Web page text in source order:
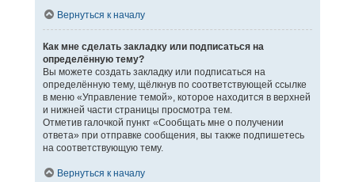
Вернуться к началу
Как мне сделать закладку или подписаться на
определённую тему?
Вы можете создать закладку или подписаться на
определённую тему, щёлкнув по соответствующей ссылке
в меню «Управление темой», которое находится в верхней
и нижней части страницы просмотра тем.
Отметив галочкой пункт «Сообщать мне о получении
ответа» при отправке сообщения, вы также подпишетесь
на соответствующую тему.
Вернуться к началу